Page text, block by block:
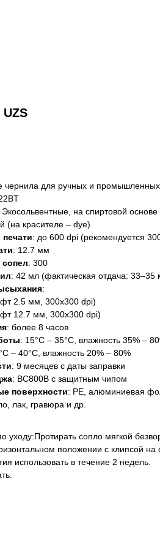
UZS
чернила для ручных и
Экосольвентные, на спиртовой основе
(на красителе – dye)
: до 600 dpi (рекомендуется
: 12.7 мм
сопел: 300
: 42 мл (фактическая отдача: 33–35
:
2.5 мм, 300x300 dpi)
12.7 мм, 300x300 dpi)
: более 8 часов
: 15°C – 35°C, влажность 35% –
– 40°C, влажность 20% – 80%
: 9 месяцев с даты заправки
: BC800B с защитным чипом
поверхности: PE, алюминиевая
лак, гравюра и др.
уходу:Протирать сопло мягкой
положении с клипсой на
использовать в течение 2 недель.